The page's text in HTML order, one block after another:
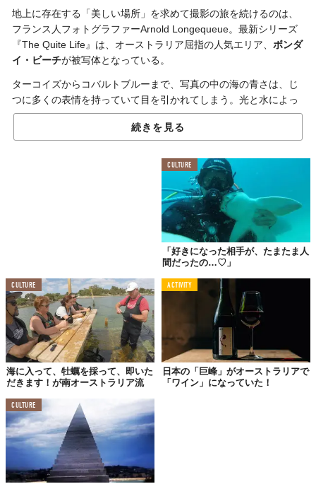
地上に存在する「美しい場所」を求めて撮影の旅を続けるのは、
フランス人フォトグラファーArnold Longequeue。最新シリーズ
『The Quite Life』は、オーストラリア屈指の人気エリア、 ボンダ
イ・ビーチが被写体となっている。
ターコイズからコバルトブルーまで、写真の中の海の青さは、じ
つに多くの表情を持っていて目を引かれてしまう。光と水によっ
てつくられる多様な「青」は天然アートそのものだ。
#2
続きを見る
CULTURE
「好きになった相手が、たまたま人
間だったの…♡」
CULTURE
海に入って、牡蠣を採って、即いた
だきます！が南オーストラリア流
ACTIVITY
日本の「巨峰」がオーストラリアで
「ワイン」になっていた！
CULTURE